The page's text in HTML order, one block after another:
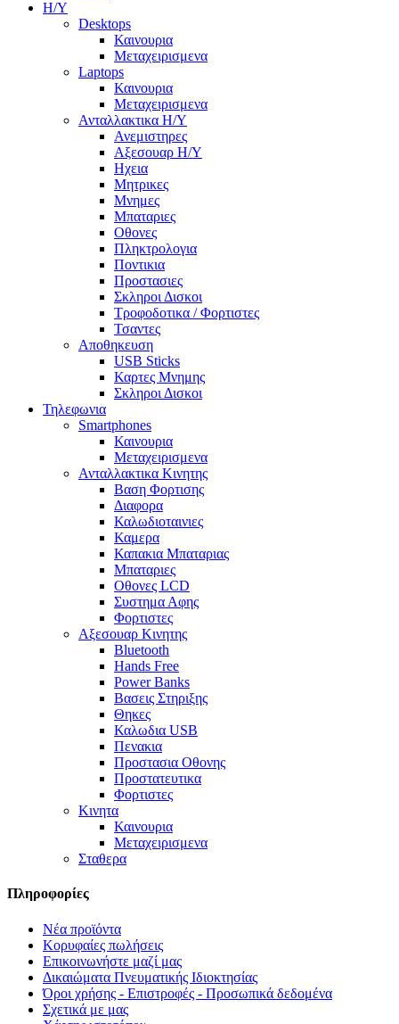
Η/Υ
Desktops
Καινουρια
Μεταχειρισμενα
Laptops
Καινουρια
Μεταχειρισμενα
Ανταλλακτικα H/Y
Ανεμιστηρες
Αξεσουαρ Η/Υ
Ηχεια
Μητρικες
Μνημες
Μπαταριες
Οθονες
Πληκτρολογια
Ποντικια
Προστασιες
Σκληροι Δισκοι
Τροφοδοτικα / Φορτιστες
Τσαντες
Αποθηκευση
USB Sticks
Καρτες Μνημης
Σκληροι Δισκοι
Τηλεφωνια
Smartphones
Καινουρια
Μεταχειρισμενα
Ανταλλακτικα Κινητης
Βαση Φορτισης
Διαφορα
Καλωδιοταινιες
Καμερα
Καπακια Μπαταριας
Μπαταριες
Οθονες LCD
Συστημα Αφης
Φορτιστες
Αξεσουαρ Κινητης
Bluetooth
Hands Free
Power Banks
Βασεις Στηριξης
Θηκες
Καλωδια USB
Πενακια
Προστασια Οθονης
Προστατευτικα
Φορτιστες
Κινητα
Καινουρια
Μεταχειρισμενα
Σταθερα
Πληροφορίες
Νέα προϊόντα
Κορυφαίες πωλήσεις
Επικοινωνήστε μαζί μας
Δικαιώματα Πνευματικής Ιδιοκτησίας
Όροι χρήσης - Επιστροφές - Προσωπικά δεδομένα
Σχετικά με μας